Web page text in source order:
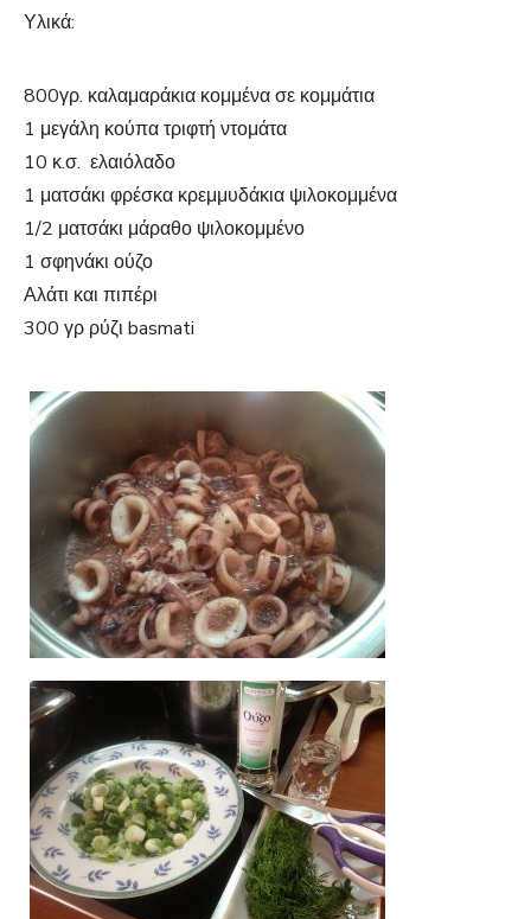
Υλικά:
800γρ. καλαμαράκια κομμένα σε κομμάτια
1 μεγάλη κούπα τριφτή ντομάτα
10 κ.σ. ελαιόλαδο
1 ματσάκι φρέσκα κρεμμυδάκια ψιλοκομμένα
1/2 ματσάκι μάραθο ψιλοκομμένο
1 σφηνάκι ούζο
Αλάτι και πιπέρι
300 γρ ρύζι basmati